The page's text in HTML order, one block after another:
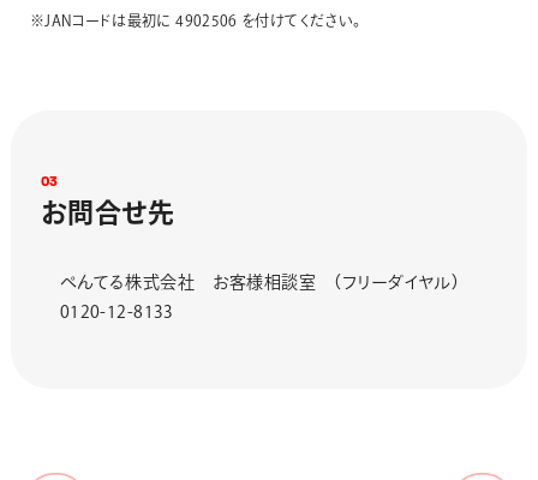
※JANコードは最初に 4902506 を付けてください。
03
お問 合せ先
ぺんてる株式会社 お客様相談室 （フリーダイヤル）
0120-12-8133